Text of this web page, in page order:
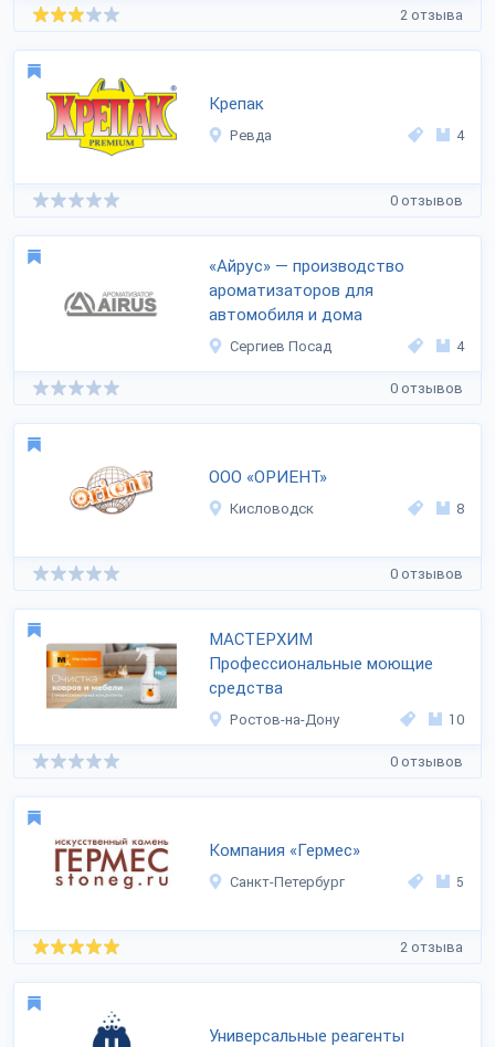
2 отзыва
Крепак
Ревда 4
0 отзывов
«Айрус» — производство
ароматизаторов для
автомобиля и дома
Сергиев Посад 4
0 отзывов
ООО «ОРИЕНТ»
Кисловодск 8
0 отзывов
МАСТЕРХИМ
Профессиональные моющие
средства
Ростов-на-Дону 10
0 отзывов
Компания «Гермес»
Санкт-Петербург 5
2 отзыва
Универсальные реагенты